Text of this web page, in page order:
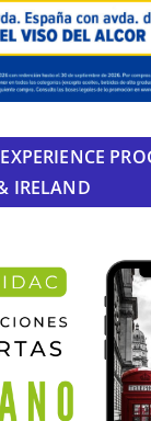
IRELAND